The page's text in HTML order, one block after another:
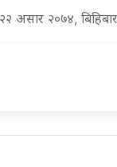
२२ असार २०७४,